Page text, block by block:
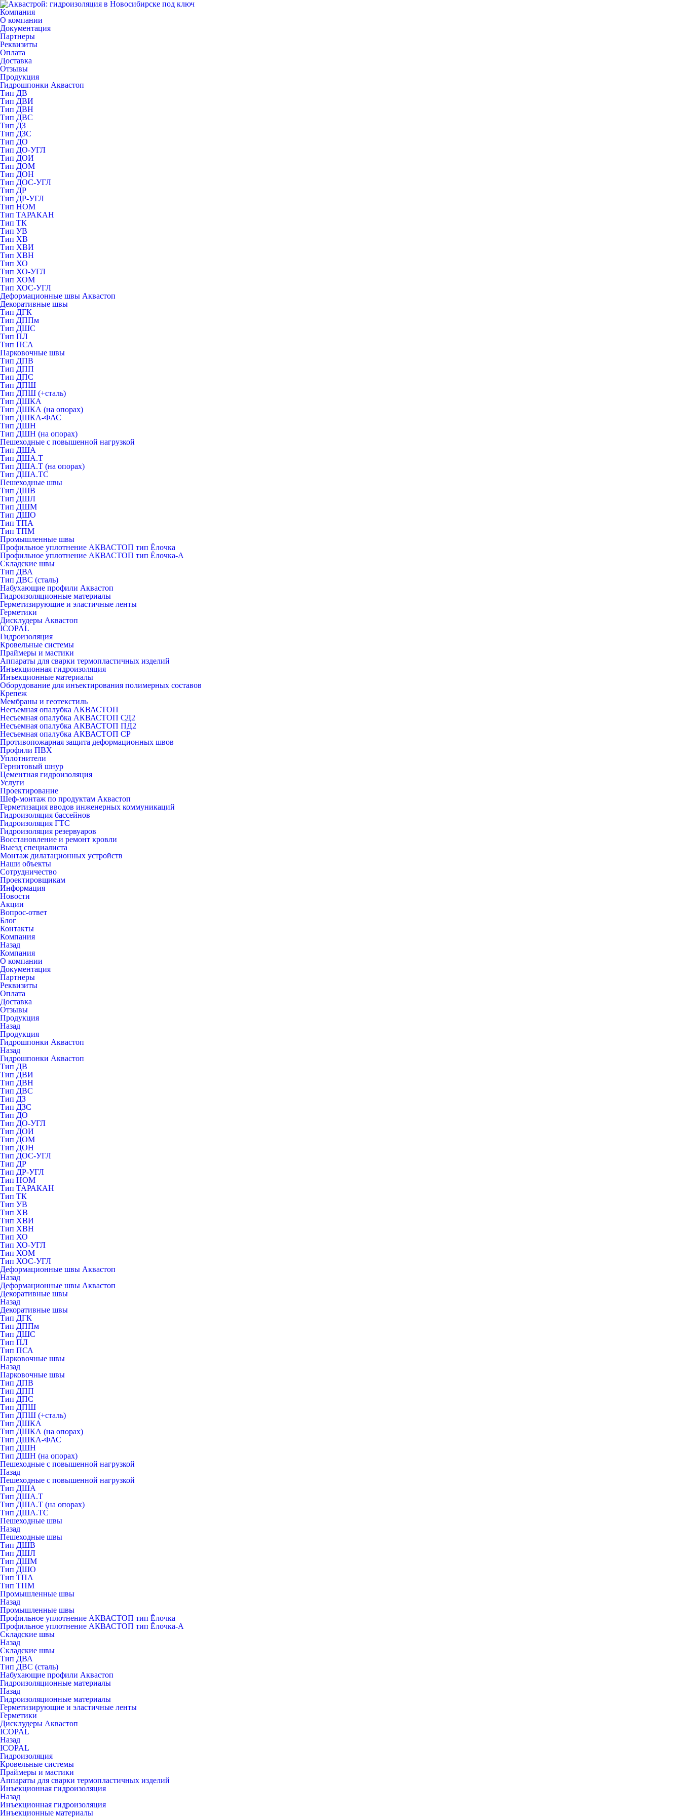
Компания
О компании
Документация
Партнеры
Реквизиты
Оплата
Доставка
Отзывы
Продукция
Гидрошпонки Аквастоп
Тип ДВ
Тип ДВИ
Тип ДВН
Тип ДВС
Тип ДЗ
Тип ДЗС
Тип ДО
Тип ДО-УГЛ
Тип ДОИ
Тип ДОМ
Тип ДОН
Тип ДОС-УГЛ
Тип ДР
Тип ДР-УГЛ
Тип НОМ
Тип ТАРАКАН
Тип ТК
Тип УВ
Тип ХВ
Тип ХВИ
Тип ХВН
Тип ХО
Тип ХО-УГЛ
Тип ХОМ
Тип ХОС-УГЛ
Деформационные швы Аквастоп
Декоративные швы
Тип ДГК
Тип ДППм
Тип ДШС
Тип ПЛ
Тип ПСА
Парковочные швы
Тип ДПВ
Тип ДПП
Тип ДПС
Тип ДПШ
Тип ДПШ (+сталь)
Тип ДШКА
Тип ДШКА (на опорах)
Тип ДШКА-ФАС
Тип ДШН
Тип ДШН (на опорах)
Пешеходные с повышенной нагрузкой
Тип ДША
Тип ДША.Т
Тип ДША.Т (на опорах)
Тип ДША.ТС
Пешеходные швы
Тип ДШВ
Тип ДШЛ
Тип ДШМ
Тип ДШО
Тип ТПА
Тип ТПМ
Промышленные швы
Профильное уплотнение АКВАСТОП тип Ёлочка
Профильное уплотнение АКВАСТОП тип Ёлочка-А
Складские швы
Тип ДВА
Тип ДВС (сталь)
Набухающие профили Аквастоп
Гидроизоляционные материалы
Герметизирующие и эластичные ленты
Герметики
Дисклудеры Аквастоп
ICOPAL
Гидроизоляция
Кровельные системы
Праймеры и мастики
Аппараты для сварки термопластичных изделий
Инъекционная гидроизоляция
Инъекционные материалы
Оборудование для инъектирования полимерных составов
Крепеж
Мембраны и геотекстиль
Несъемная опалубка АКВАСТОП
Несъемная опалубка АКВАСТОП СД2
Несъемная опалубка АКВАСТОП ПД2
Несъемная опалубка АКВАСТОП СР
Противопожарная защита деформационных швов
Профили ПВХ
Уплотнители
Гернитовый шнур
Цементная гидроизоляция
Услуги
Проектирование
Шеф-монтаж по продуктам Аквастоп
Герметизация вводов инженерных коммуникаций
Гидроизоляция бассейнов
Гидроизоляция ГТС
Гидроизоляция резервуаров
Восстановление и ремонт кровли
Выезд специалиста
Монтаж дилатационных устройств
Наши объекты
Сотрудничество
Проектировщикам
Информация
Новости
Акции
Вопрос-ответ
Блог
Контакты
Компания
Назад
Компания
О компании
Документация
Партнеры
Реквизиты
Оплата
Доставка
Отзывы
Продукция
Назад
Продукция
Гидрошпонки Аквастоп
Назад
Гидрошпонки Аквастоп
Тип ДВ
Тип ДВИ
Тип ДВН
Тип ДВС
Тип ДЗ
Тип ДЗС
Тип ДО
Тип ДО-УГЛ
Тип ДОИ
Тип ДОМ
Тип ДОН
Тип ДОС-УГЛ
Тип ДР
Тип ДР-УГЛ
Тип НОМ
Тип ТАРАКАН
Тип ТК
Тип УВ
Тип ХВ
Тип ХВИ
Тип ХВН
Тип ХО
Тип ХО-УГЛ
Тип ХОМ
Тип ХОС-УГЛ
Деформационные швы Аквастоп
Назад
Деформационные швы Аквастоп
Декоративные швы
Назад
Декоративные швы
Тип ДГК
Тип ДППм
Тип ДШС
Тип ПЛ
Тип ПСА
Парковочные швы
Назад
Парковочные швы
Тип ДПВ
Тип ДПП
Тип ДПС
Тип ДПШ
Тип ДПШ (+сталь)
Тип ДШКА
Тип ДШКА (на опорах)
Тип ДШКА-ФАС
Тип ДШН
Тип ДШН (на опорах)
Пешеходные с повышенной нагрузкой
Назад
Пешеходные с повышенной нагрузкой
Тип ДША
Тип ДША.Т
Тип ДША.Т (на опорах)
Тип ДША.ТС
Пешеходные швы
Назад
Пешеходные швы
Тип ДШВ
Тип ДШЛ
Тип ДШМ
Тип ДШО
Тип ТПА
Тип ТПМ
Промышленные швы
Назад
Промышленные швы
Профильное уплотнение АКВАСТОП тип Ёлочка
Профильное уплотнение АКВАСТОП тип Ёлочка-А
Складские швы
Назад
Складские швы
Тип ДВА
Тип ДВС (сталь)
Набухающие профили Аквастоп
Гидроизоляционные материалы
Назад
Гидроизоляционные материалы
Герметизирующие и эластичные ленты
Герметики
Дисклудеры Аквастоп
ICOPAL
Назад
ICOPAL
Гидроизоляция
Кровельные системы
Праймеры и мастики
Аппараты для сварки термопластичных изделий
Инъекционная гидроизоляция
Назад
Инъекционная гидроизоляция
Инъекционные материалы